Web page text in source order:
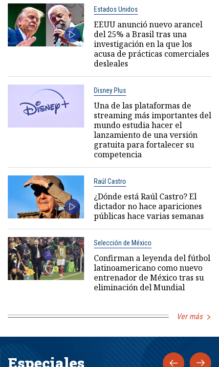
Estados Unidos
EEUU anunció nuevo arancel
del 25% a Brasil tras una
investigación en la que los
acusa de prácticas comerciales
desleales
Disney Plus
Una de las plataformas de
streaming más importantes del
mundo estudia hacer el
lanzamiento de una versión
gratuita para fortalecer su
competencia
Raúl Castro
¿Dónde está Raúl Castro? El
dictador no hace apariciones
públicas hace varias semanas
Selección de México
Confirman a leyenda del fútbol
latinoamericano como nuevo
entrenador de México tras su
eliminación del Mundial
Ver más
Especiales